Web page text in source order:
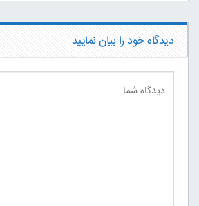
دیدگاه خود را بیان نمایید